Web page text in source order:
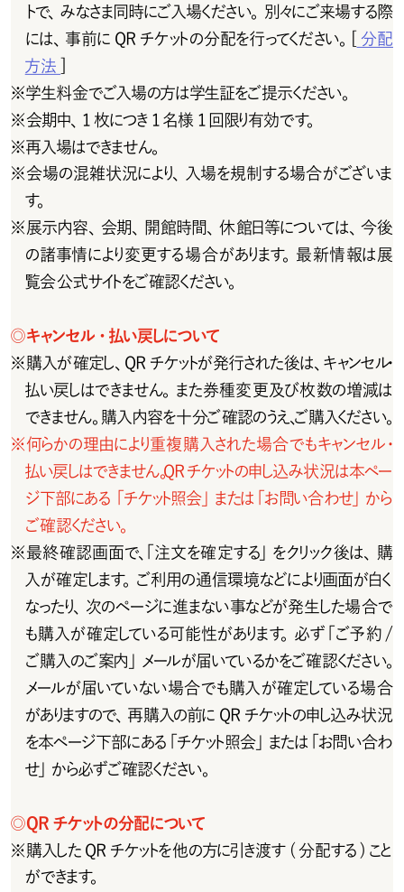
トで、みなさま同時にご入場ください。別々にご来場する際
には 、事 前 に Q R チ ケットの 分 配 を 行 ってください 。[
分配
方法 ]
※学生料金でご入場の方は学生証をご提示ください。
※会期中、1 枚につき1 名様 1 回限り有効です。
※再入場はできません。
※会 場の混 雑 状 況により、入場を規 制する場 合 がございま
す。
※展示内容、会期、開館時間、休館日等については、今後
の諸事情により変更する場合があります。最新情報は展
覧 会 公 式 サイトをご 確 認くだ さい 。
◎キャンセル ･ 払い戻しについて
※購 入 が 確 定し 、Q R チ ケットが 発 行 され た 後 は 、キャン セ ル・
払い戻しはできません。また券種変更及び枚数の増減は
できません。購入内容を十分ご確認のうえ、ご購入ください。
※何らかの理由により重複購入された場合でもキャンセル・
払い戻しはできません。QRチケットの申し込み状況は本ペー
ジ 下 部 に あ る  「 チ ケット照 会 」また は「 お 問 い 合 わ せ 」か ら
ご確認ください。
※最終確認画面で、「注文を確定する」をクリック後は、購
入が 確 定します。ご 利用の通 信 環 境などにより画 面が白く
なったり、次のページに進まない事などが発生した場合で
も購入が確定している可能性があります。必ず「ご予約/
ご購入のご案内」メールが届いているかをご確認ください。
メールが届いていない場合でも購入が確定している場合
が あります の で 、再 購 入 の 前 に Q R チ ケットの申し込 み 状 況
を本ページ下部にある「チケット照会」または「お問い合わ
せ」から必ずご確認ください。
◎Q R チ ケットの 分 配 について
※購入したQRチケットを他の方に引き渡す(分配する)こと
ができます。